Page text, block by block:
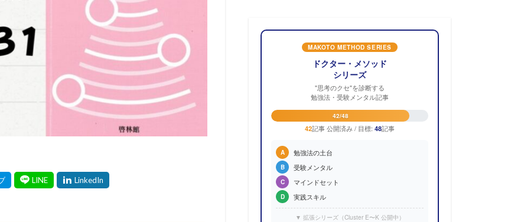
MAKOTO METHOD SERIES
ドクター・メソッド
シリーズ
"思考のクセ"を診断する
勉強法・受験メンタル記事
42/48
42記事 公開済み / 目標: 48記事
A 勉強法の土台
B 受験メンタル
C マインドセット
D 実践スキル
▼ 拡張シリーズ（Cluster E〜K 公開中）